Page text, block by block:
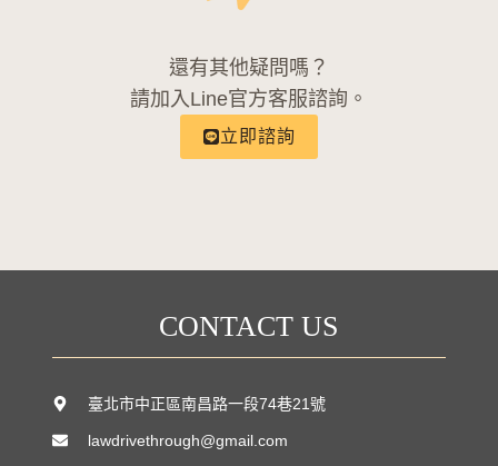
還有其他疑問嗎？
請加入Line官方客服諮詢。
立即諮詢
CONTACT US
臺北市中正區南昌路一段74巷21號
lawdrivethrough@gmail.com